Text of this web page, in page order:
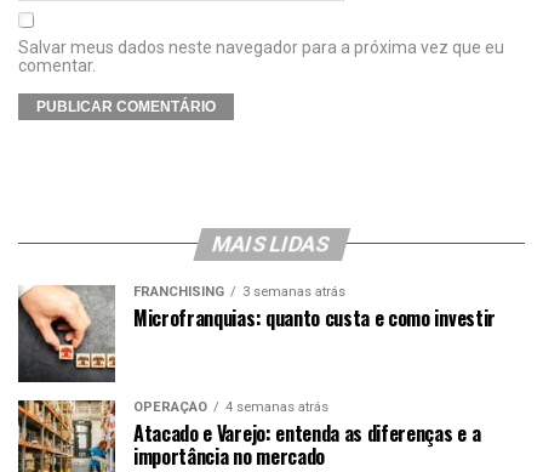
Salvar meus dados neste navegador para a próxima vez que eu
comentar.
MAIS LIDAS
FRANCHISING 3 semanas atrás
Microfranquias: quanto custa e como investir
OPERAÇÃO 4 semanas atrás
Atacado e Varejo: entenda as diferenças e a
importância no mercado